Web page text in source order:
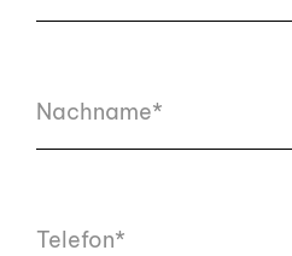
Nachname*
Telefon*